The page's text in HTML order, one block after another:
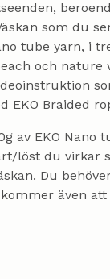
som du
tube yarn, i
och nature
EKO Braided
av EKO Nano
löst du virkar
Du
även att